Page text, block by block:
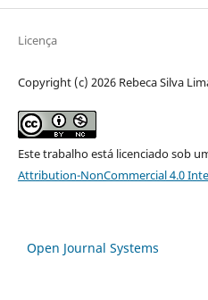
Licença
Copyright (c) 2026 Rebeca Silva
Este trabalho está licenciado sob
Attribution-NonCommercial 4.0
Open Journal Systems